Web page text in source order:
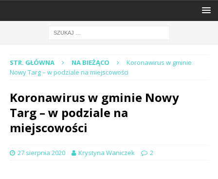
STR. GŁÓWNA NA BIEŻĄCO
Koronawirus w gminie
Nowy Targ – w podziale na miejscowości
Koronawirus w gminie Nowy
Targ – w podziale na
miejscowości
27 sierpnia 2020 Krystyna Waniczek 2